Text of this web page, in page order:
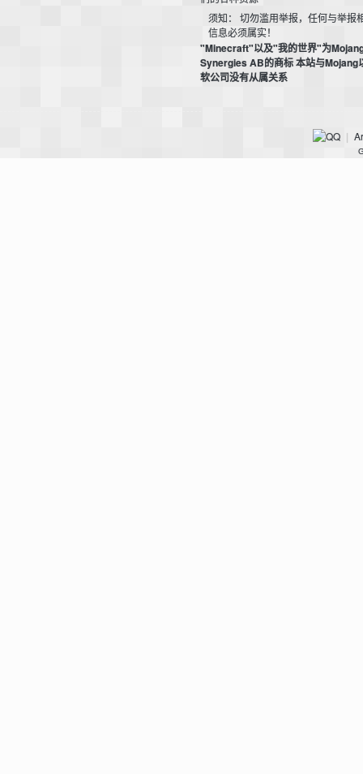
须知： 切勿滥用举报，任何与举报
信息必须属实！
"Minecraft"以及"我的世界"为
Synergies AB的商标 本站与Mojang
软公司没有从属关系